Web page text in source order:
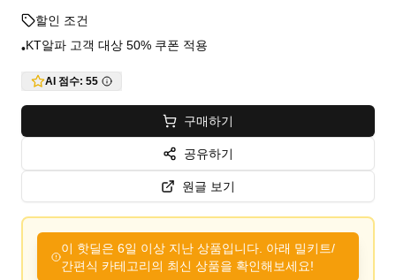
할인 조건
•KT알파 고객 대상 50% 쿠폰 적용
AI 점수: 55
구매하기
공유하기
원글 보기
이 핫딜은 6일 이상 지난 상품입니다. 아래 밀키트/
간편식 카테고리의 최신 상품을 확인해보세요!